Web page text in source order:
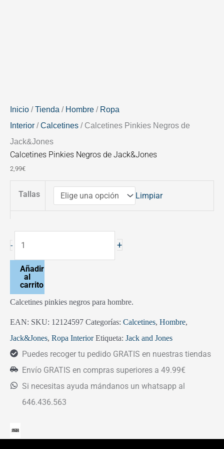
Inicio /Tienda / Hombre / Ropa
Interior /Calcetines / Calcetines Pinkies Negros de
Jack&Jones
Calcetines Pinkies Negros de Jack&Jones
2,99€
Tallas Limpiar
- +
Añadir
al
carrito
Calcetines pinkies negros para hombre.
EAN: SKU: 12124597 Categorías: Calcetines, Hombre,
Jack&Jones, Ropa Interior Etiqueta: Jack and Jones
Puedes recoger tu pedido GRATIS en nuestras tiendas
Envío GRATIS en compras superiores a 49.99€
Si necesitas ayuda mándanos un whatsapp al
646.436.563